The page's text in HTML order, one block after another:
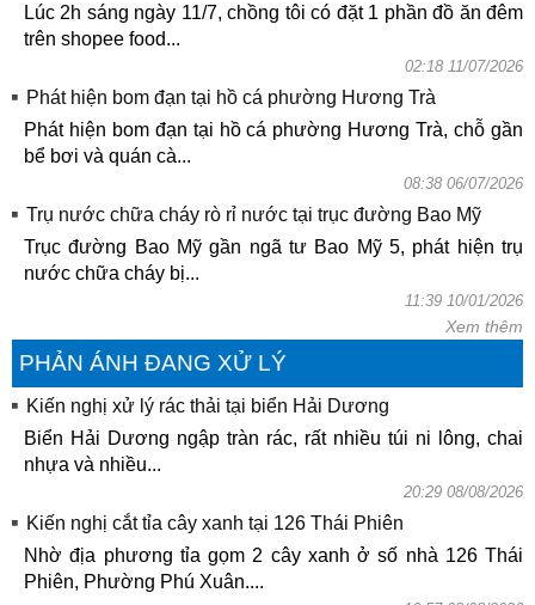
Lúc 2h sáng ngày 11/7, chồng tôi có đặt 1 phần đồ ăn đêm
trên shopee food...
02:18 11/07/2026
Phát hiện bom đạn tại hồ cá phường Hương Trà
Phát hiện bom đạn tại hồ cá phường Hương Trà, chỗ gần
bể bơi và quán cà...
08:38 06/07/2026
Trụ nước chữa cháy rò rỉ nước tại trục đường Bao Mỹ
Trục đường Bao Mỹ gần ngã tư Bao Mỹ 5, phát hiện trụ
nước chữa cháy bị...
11:39 10/01/2026
Xem thêm
PHẢN ÁNH ĐANG XỬ LÝ
Kiến nghị xử lý rác thải tại biển Hải Dương
Biển Hải Dương ngập tràn rác, rất nhiều túi ni lông, chai
nhựa và nhiều...
20:29 08/08/2026
Kiến nghị cắt tỉa cây xanh tại 126 Thái Phiên
Nhờ địa phương tỉa gọm 2 cây xanh ở số nhà 126 Thái
Phiên, Phường Phú Xuân....